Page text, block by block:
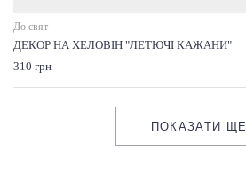
До свят
ДЕКОР НА ХЕЛОВІН "ЛЕТЮЧІ КАЖАНИ"
310 грн
ПОКАЗАТИ ЩЕ